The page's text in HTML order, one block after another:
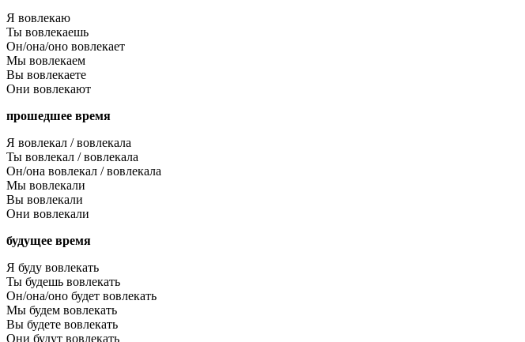
Я вовлекаю
Ты вовлекаешь
Он/она/оно вовлекает
Мы вовлекаем
Вы вовлекаете
Они вовлекают
прошедшее время
Я вовлекал / вовлекала
Ты вовлекал / вовлекала
Он/она вовлекал / вовлекала
Мы вовлекали
Вы вовлекали
Они вовлекали
будущее время
Я буду вовлекать
Ты будешь вовлекать
Он/она/оно будет вовлекать
Мы будем вовлекать
Вы будете вовлекать
Они будут вовлекать